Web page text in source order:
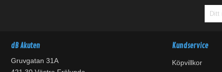
dB Akuten
Gruvgatan 31A
Kundservice
Köpvillkor